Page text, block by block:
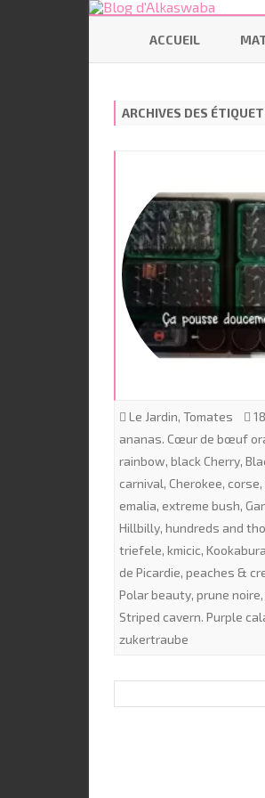
ACCUEIL
ARCHIVES DES
Le Jardin, Tomates
ananas. Cœur de bœuf
rainbow, black Cherry,
carnival, Cherokee, corse,
emalia, extreme bush,
Hillbilly, hundreds and
triefele, kmicic,
de Picardie, peaches &
Polar beauty, prune noire,
Striped cavern. Purple
zukertraube